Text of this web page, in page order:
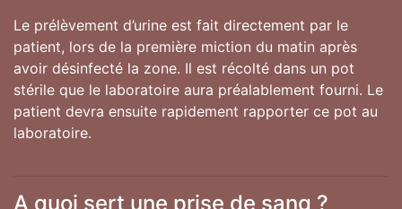
Le prélèvement d’urine est fait directement par le
patient, lors de la première miction du matin après
avoir désinfecté la zone. Il est récolté dans un pot
stérile que le laboratoire aura préalablement fourni. Le
patient devra ensuite rapidement rapporter ce pot au
laboratoire.
A quoi sert une prise de sang ?